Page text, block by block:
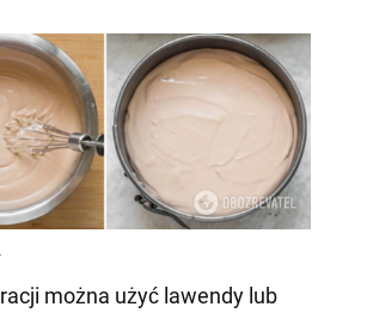
można użyć lawendy lub